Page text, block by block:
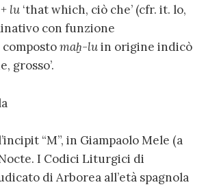
lu ‘that which, ciò che’ (cfr. it. lo,
con funzione
maḫ-luin origine indicò
grosso’.
“M”, in Giampaolo Mele (a
I Codici Liturgici di
di Arborea all’età spagnola